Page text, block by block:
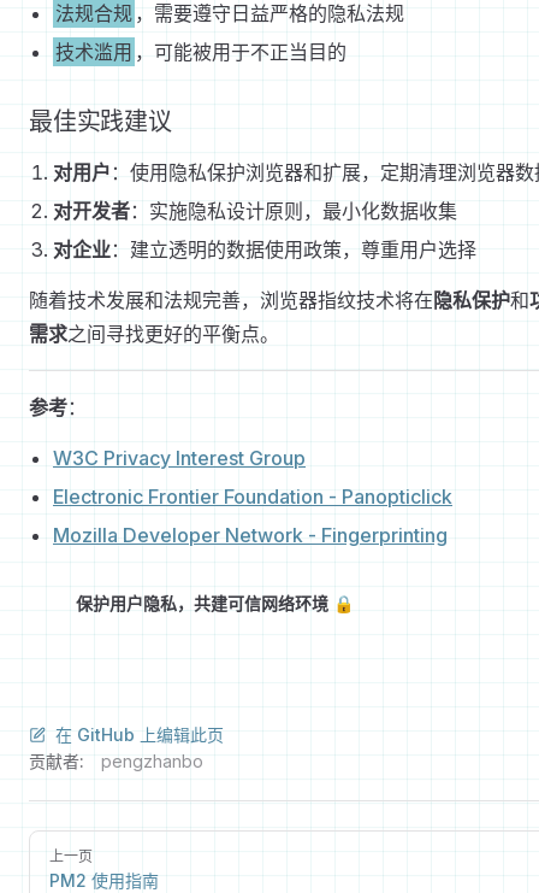
法规合规 ，需要遵守日益严格的隐私法规
技术滥用 ，可能被用于不正当目的
最佳实践建议
对用户 ：使用隐私保护浏览器和扩展，定期清理浏览器数
对开发者：实施隐私设计原则，最小化数据收集
对企业：建立透明的数据使用政策，尊重用户选择
随着技术发展和法规完善，浏览器指纹技术将在 隐私保护和
需求之间寻找更好的平衡点。
参考：
W3C Privacy Interest Group
Electronic Frontier Foundation - Panopticlick
Mozilla Developer Network - Fingerprinting
保护用户隐私，共建可信网络环境 🔒
在 GitHub 上编辑此页
贡献者:
pengzhanbo
上一页
PM2 使用指南